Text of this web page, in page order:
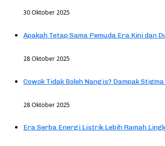
30 Oktober 2025
Apakah Tetap Sama Pemuda Era Kini dan
28 Oktober 2025
Cowok Tidak Boleh Nangis? Dampak
28 Oktober 2025
Era Serba Energi Listrik Lebih Ramah